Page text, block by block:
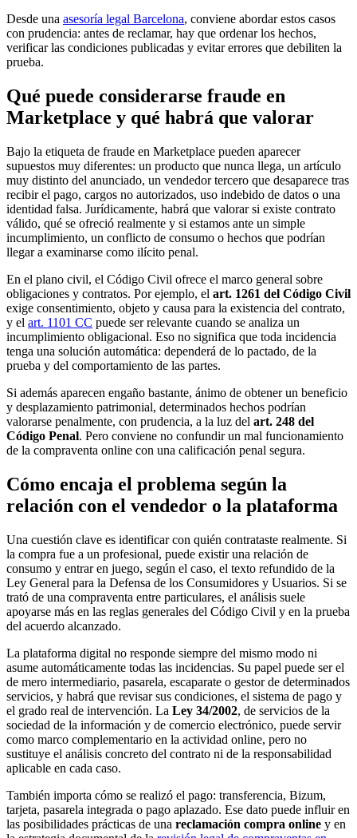
Desde una asesoría legal Barcelona, conviene abordar estos casos
con prudencia: antes de reclamar, hay que ordenar los hechos,
verificar las condiciones publicadas y evitar errores que debiliten la
prueba.
Qué puede considerarse fraude en
Marketplace y qué habrá que valorar
Bajo la etiqueta de fraude en Marketplace pueden aparecer
supuestos muy diferentes: un producto que nunca llega, un artículo
muy distinto del anunciado, un vendedor tercero que desaparece tras
recibir el pago, cargos no autorizados, uso indebido de datos o una
identidad falsa. Jurídicamente, habrá que valorar si existe contrato
válido, qué se ofreció realmente y si estamos ante un simple
incumplimiento, un conflicto de consumo o hechos que podrían
llegar a examinarse como ilícito penal.
En el plano civil, el Código Civil ofrece el marco general sobre
obligaciones y contratos. Por ejemplo, el art. 1261 del Código Civil
exige consentimiento, objeto y causa para la existencia del contrato,
y el art. 1101 CC puede ser relevante cuando se analiza un
incumplimiento obligacional. Eso no significa que toda incidencia
tenga una solución automática: dependerá de lo pactado, de la
prueba y del comportamiento de las partes.
Si además aparecen engaño bastante, ánimo de obtener un beneficio
y desplazamiento patrimonial, determinados hechos podrían
valorarse penalmente, con prudencia, a la luz del art. 248 del
Código Penal. Pero conviene no confundir un mal funcionamiento
de la compraventa online con una calificación penal segura.
Cómo encaja el problema según la
relación con el vendedor o la plataforma
Una cuestión clave es identificar con quién contrataste realmente. Si
la compra fue a un profesional, puede existir una relación de
consumo y entrar en juego, según el caso, el texto refundido de la
Ley General para la Defensa de los Consumidores y Usuarios. Si se
trató de una compraventa entre particulares, el análisis suele
apoyarse más en las reglas generales del Código Civil y en la prueba
del acuerdo alcanzado.
La plataforma digital no responde siempre del mismo modo ni
asume automáticamente todas las incidencias. Su papel puede ser el
de mero intermediario, pasarela, escaparate o gestor de determinados
servicios, y habrá que revisar sus condiciones, el sistema de pago y
el grado real de intervención. La Ley 34/2002, de servicios de la
sociedad de la información y de comercio electrónico, puede servir
como marco complementario en la actividad online, pero no
sustituye el análisis concreto del contrato ni de la responsabilidad
aplicable en cada caso.
También importa cómo se realizó el pago: transferencia, Bizum,
tarjeta, pasarela integrada o pago aplazado. Ese dato puede influir en
las posibilidades prácticas de una reclamación compra online y en